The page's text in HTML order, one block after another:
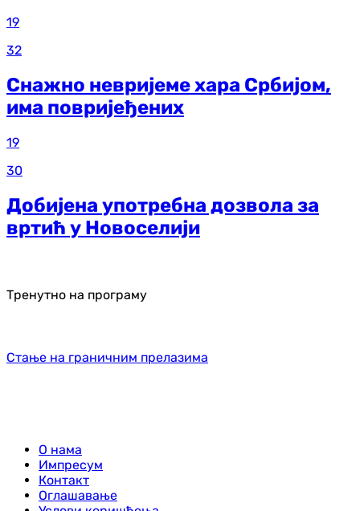
19
32
Снажно невријеме хара Србијом,
има повријеђених
19
30
Добијена употребна дозвола за
вртић у Новоселији
Тренутно на програму
Стање на граничним прелазима
О нама
Импресум
Контакт
Оглашавање